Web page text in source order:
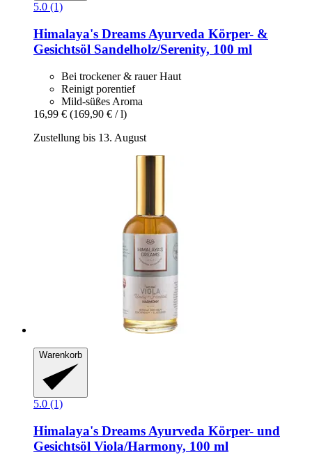
5.0 (1)
Himalaya's Dreams Ayurveda Körper-​ &
Gesichtsöl Sandelholz/Serenity, 100 ml
Bei trockener & rauer Haut
Reinigt porentief
Mild-süßes Aroma
16,99 € (169,90 € / l)
Zustellung bis 13. August
Warenkorb
5.0 (1)
Himalaya's Dreams Ayurveda Körper-​ und
Gesichtsöl Viola/Harmony, 100 ml